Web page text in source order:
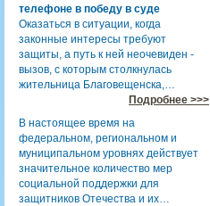
телефоне в победу в суде
Оказаться в ситуации, когда
законные интересы требуют
защиты, а путь к ней неочевиден -
вызов, с которым столкнулась
жительница Благовещенска,…
Подробнее >>>
В настоящее время на
федеральном, региональном и
муниципальном уровнях действует
значительное количество мер
социальной поддержки для
защитников Отечества и их…